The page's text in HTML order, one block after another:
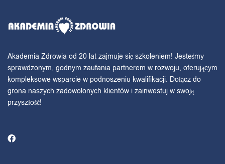
Akademia Zdrowia od 20 lat zajmuje się szkoleniem! Jesteśmy
sprawdzonym, godnym zaufania partnerem w rozwoju, oferującym
kompleksowe wsparcie w podnoszeniu kwalifikacji. Dołącz do
grona naszych zadowolonych klientów i zainwestuj w swoją
przyszłość!